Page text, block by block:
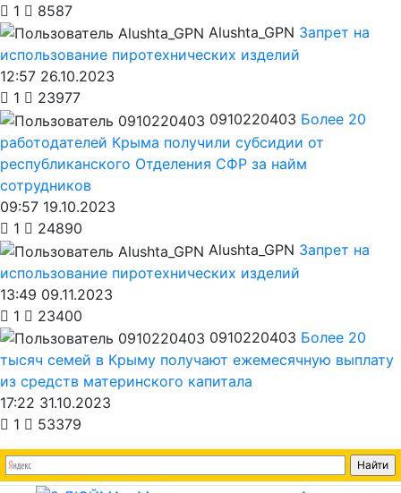
1
8587
Alushta_GPN Запрет на
использование пиротехнических изделий
12:57 26.10.2023
1
23977
0910220403 Более 20
работодателей Крыма получили субсидии от
республиканского Отделения СФР за найм
сотрудников
09:57 19.10.2023
1
24890
Alushta_GPN Запрет на
использование пиротехнических изделий
13:49 09.11.2023
1
23400
0910220403 Более 20
тысяч семей в Крыму получают ежемесячную выплату
из средств материнского капитала
17:22 31.10.2023
1
53379